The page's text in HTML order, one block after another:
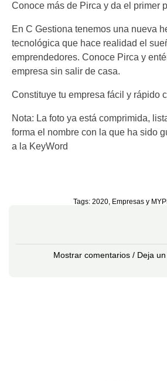
Conoce más de Pirca y da el primer
En C Gestiona tenemos una nueva
tecnológica que hace realidad el
emprendedores. Conoce Pirca y
empresa sin salir de casa.
Constituye tu empresa fácil y rápido
Nota: La foto ya está comprimida,
forma el nombre con la que ha sido
a la KeyWord
Tags: 2020, Empresas y
Mostrar comentarios / Deja